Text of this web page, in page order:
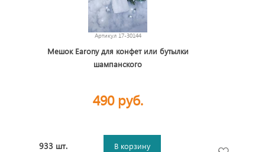
Артикул 17-30144
Мешок Earony для конфет или бутылки
шампанского
490 руб.
933 шт. В корзину